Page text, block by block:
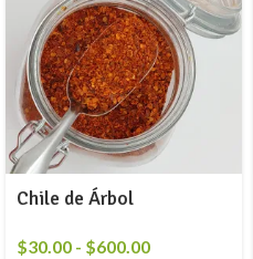
Chile de Árbol
$30.00 - $600.00